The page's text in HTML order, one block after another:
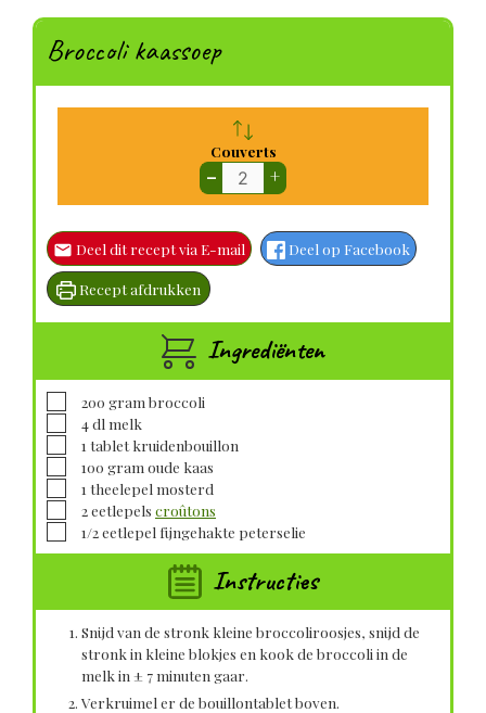
Broccoli kaassoep
Couverts
– +
Deel dit recept via E-mail Deel op Facebook
Recept afdrukken
Ingrediënten
▢
200 gram broccoli
▢4dl melk
▢1 tablet kruidenbouillon
▢
100 gram oude kaas
▢1 theelepel mosterd
▢
2 eetlepels croûtons
▢1/2 eetlepel fijngehakte peterselie
Instructies
Snijd van de stronk kleine broccoliroosjes, snijd de
stronk in kleine blokjes en kook de broccoli in de
melk in ± 7 minuten gaar.
Verkruimel er de bouillontablet boven.